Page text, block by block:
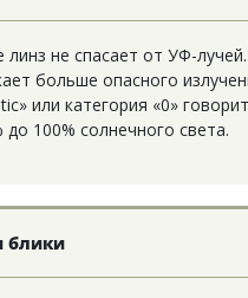
не спасает от УФ-
больше опасного
или категория «0»
до 100% солнечного света.
блики